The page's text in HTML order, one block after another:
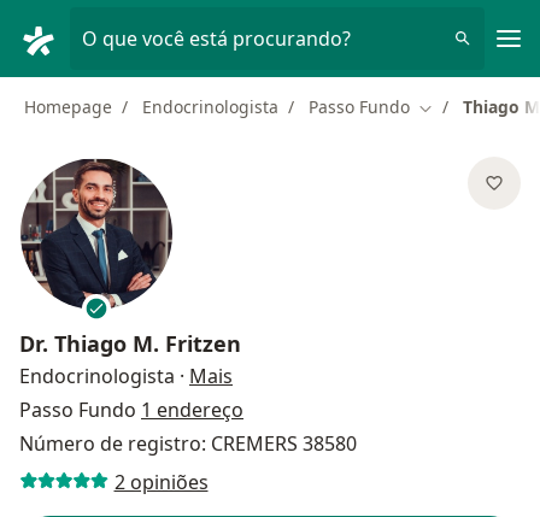
O que você está procurando?
Homepage Endocrinologista Passo Fundo Mudar de
Thiago
Dr. Thiago M. Fritzen
Endocrinologista · Mais
Passo Fundo 1 endereço
Número de registro: CREMERS 38580
2 opiniões